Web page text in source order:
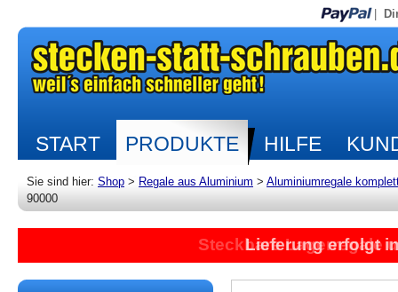
START PRODUKTE HILFE
Sie sind hier: Shop > Regale aus Aluminium > Aluminiumregale
90000
Steckbare Lagerregale
Lieferung erfolgt